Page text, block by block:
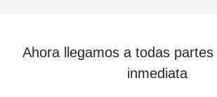
Ahora llegamos a todas
inmediata